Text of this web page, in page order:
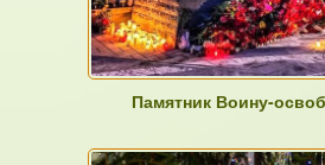
Памятник Воину-